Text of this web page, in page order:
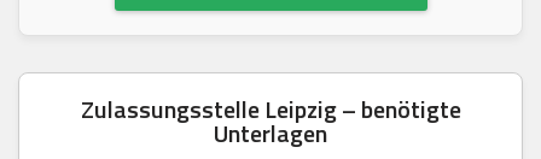
Zulassungsstelle Leipzig – benötigte
Unterlagen